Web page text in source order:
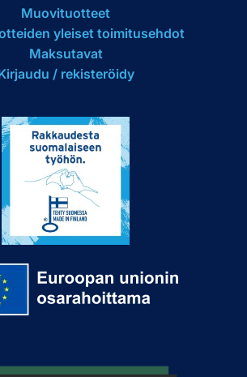
Muovituotteet
yleiset toimitusehdot
Maksutavat
/ rekisteröidy